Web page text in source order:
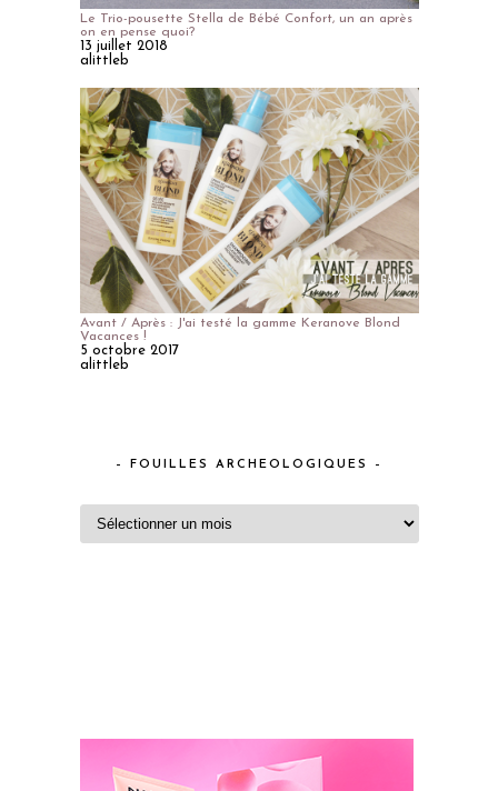
Le Trio-pousette Stella de Bébé Confort, un an après
on en pense quoi?
13 juillet 2018
alittleb
Avant / Après : J'ai testé la gamme Keranove Blond
Vacances !
5 octobre 2017
alittleb
– FOUILLES ARCHEOLOGIQUES –